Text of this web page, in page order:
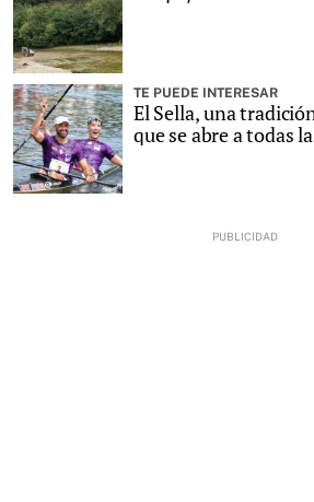
TE PUEDE INTERESAR
El Sella, una
que se abre a todas